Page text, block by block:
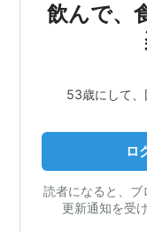
飲んで、
53歳にして
ロ
読者になると、ブ
更新通知を受